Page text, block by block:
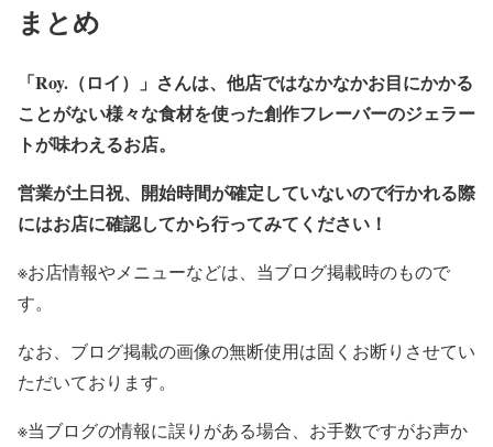
まとめ
「Roy.（ロイ）」さんは、他店ではなかなかお目にかかる
ことがない様々な食材を使った創作フレーバーのジェラー
トが味わえるお店。
営業が土日祝、開始時間が確定していないので行かれる際
にはお店に確認してから行ってみてください！
※お店情報やメニューなどは、当ブログ掲載時のもので
す。
なお、ブログ掲載の画像の無断使用は固くお断りさせてい
ただいております。
※当ブログの情報に誤りがある場合、お手数ですがお声か